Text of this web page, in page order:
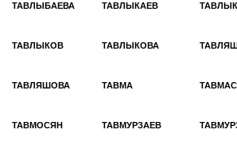
ТАВЛЫБАЕВА ТАВЛЫКАЕВ
ТАВЛЫКОВ ТАВЛЫКОВА
ТАВЛЯШОВА ТАВМА
ТАВМОСЯН ТАВМУРЗАЕВ